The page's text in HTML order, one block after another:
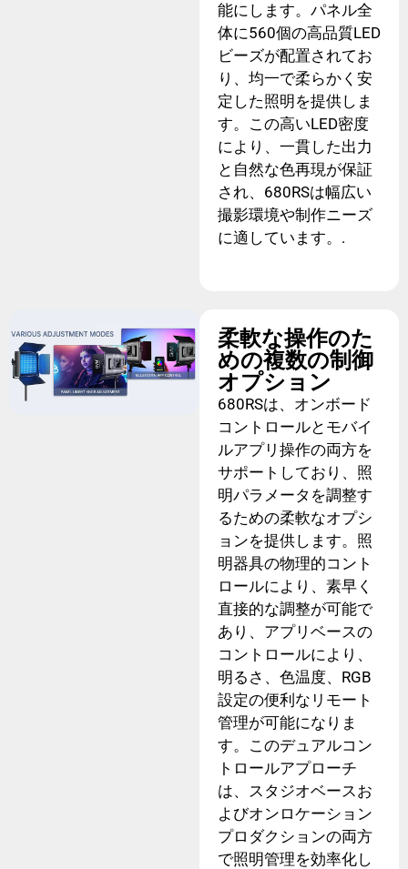
能にします。パネル全
体に560個の高​​品質LED
ビーズが配置されてお
り、均一で柔らかく安
定した照明を提供しま
す。この高いLED密度
により、一貫した出力
と自然な色再現が保証
され、680RSは幅広い
撮影環境や制作ニーズ
に適しています。.
柔軟な操作のた
めの複数の制御
オプション
680RSは、オンボード
コントロールとモバイ
ルアプリ操作の両方を
サポートしており、照
明パラメータを調整す
るための柔軟なオプシ
ョンを提供します。照
明器具の物理的コント
ロールにより、素早く
直接的な調整が可能で
あり、アプリベースの
コントロールにより、
明るさ、色温度、RGB
設定の便利なリモート
管理が可能になりま
す。このデュアルコン
トロールアプローチ
は、スタジオベースお
よびオンロケーション
プロダクションの両方
で照明管理を効率化し